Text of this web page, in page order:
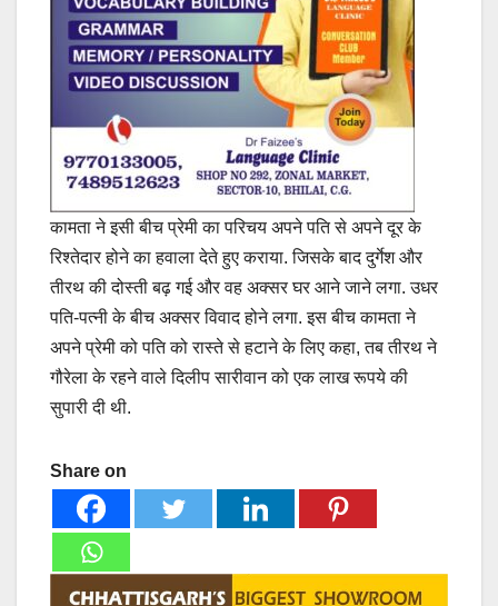
कामता ने इसी बीच प्रेमी का परिचय अपने पति से अपने दूर के
रिश्तेदार होने का हवाला देते हुए कराया. जिसके बाद दुर्गेश और
तीरथ की दोस्ती बढ़ गई और वह अक्सर घर आने जाने लगा. उधर
पति-पत्नी के बीच अक्सर विवाद होने लगा. इस बीच कामता ने
अपने प्रेमी को पति को रास्ते से हटाने के लिए कहा, तब तीरथ ने
गौरेला के रहने वाले दिलीप सारीवान को एक लाख रूपये की
सुपारी दी थी.
Share on